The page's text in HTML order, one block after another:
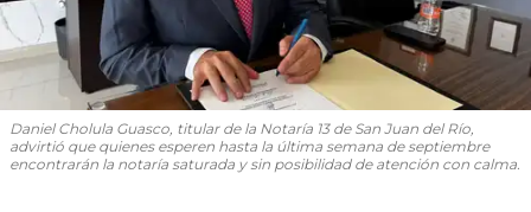
Daniel Cholula Guasco, titular de la Notaría 13 de San Juan del Río,
advirtió que quienes esperen hasta la última semana de septiembre
encontrarán la notaría saturada y sin posibilidad de atención con calma.